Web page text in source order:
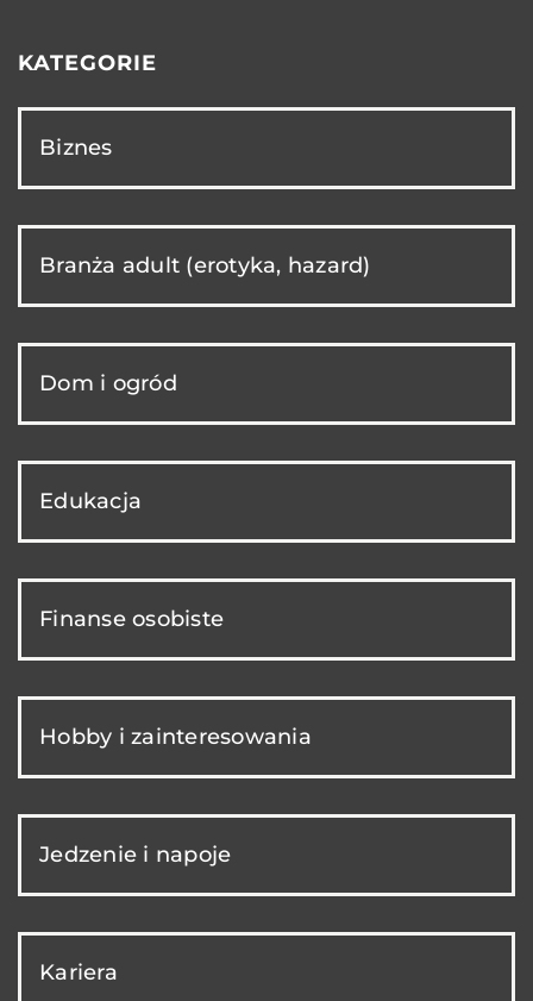
KATEGORIE
Biznes
Branża adult (erotyka, hazard)
Dom i ogród
Edukacja
Finanse osobiste
Hobby i zainteresowania
Jedzenie i napoje
Kariera